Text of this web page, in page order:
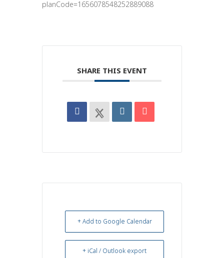
planCode=1656078548252889088
SHARE THIS EVENT
+ Add to Google Calendar
+ iCal / Outlook export